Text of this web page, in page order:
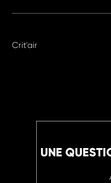
Crit'air
UNE